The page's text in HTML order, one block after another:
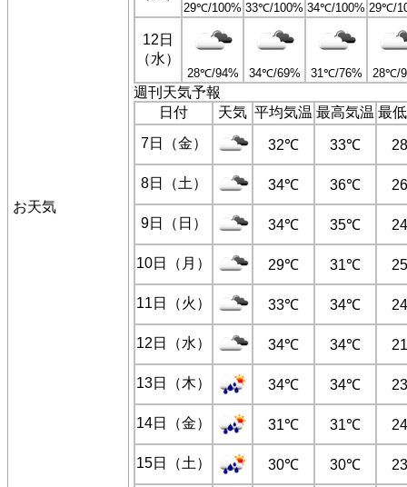
お天気
29℃/100% 33℃/100% 34℃/100% 29℃/
12日
（水）
28℃/94% 34℃/69% 31℃/76% 28℃/
週刊天気予報
日付
天気 平均気温 最高気温 最
7日（金）
32℃ 33℃
8日（土） 34℃ 36℃
9日（日） 34℃ 35℃
10日（月） 29℃ 31℃
11日（火） 33℃ 34℃
12日（水） 34℃ 34℃
13日（木） 34℃ 34℃
14日（金） 31℃ 31℃
15日（土） 30℃ 30℃